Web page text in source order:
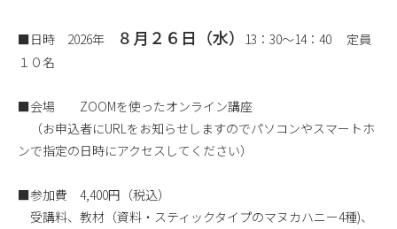
■日時 2026年 ８月２６日（水）
13：30～14：40 定員
１０名
■会場 ZOOMを使ったオンライン講座
（お申込者にURLをお知らせしますのでパソコンやスマートホ
ンで指定の日時にアクセスしてください）
■参加費 4,400円（税込）
受講料、教材（資料・スティックタイプのマヌカハニー4種)、